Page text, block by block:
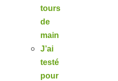
tours
de
main
J’ai
testé
pour